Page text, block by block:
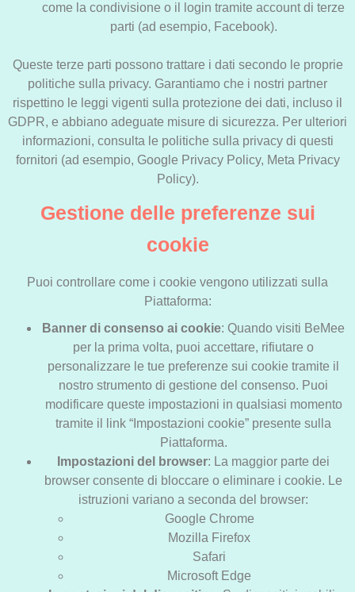
come la condivisione o il login tramite account di terze
parti (ad esempio, Facebook).
Queste terze parti possono trattare i dati secondo le proprie
politiche sulla privacy. Garantiamo che i nostri partner
rispettino le leggi vigenti sulla protezione dei dati, incluso il
GDPR, e abbiano adeguate misure di sicurezza. Per ulteriori
informazioni, consulta le politiche sulla privacy di questi
fornitori (ad esempio, Google Privacy Policy, Meta Privacy
Policy).
Gestione delle preferenze sui
cookie
Puoi controllare come i cookie vengono utilizzati sulla
Piattaforma:
Banner di consenso ai cookie: Quando visiti BeMee
per la prima volta, puoi accettare, rifiutare o
personalizzare le tue preferenze sui cookie tramite il
nostro strumento di gestione del consenso. Puoi
modificare queste impostazioni in qualsiasi momento
tramite il link “Impostazioni cookie” presente sulla
Piattaforma.
Impostazioni del browser: La maggior parte dei
browser consente di bloccare o eliminare i cookie. Le
istruzioni variano a seconda del browser:
Google Chrome
Mozilla Firefox
Safari
Microsoft Edge